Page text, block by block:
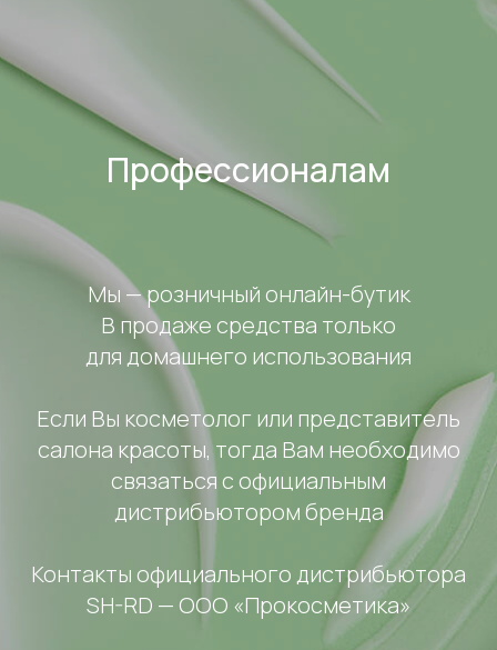
Профессионалам
Мы — розничный онлайн-бутик
В продаже средства только
для домашнего использования
Если Вы косметолог или представитель
салона красоты, тогда Вам необходимо
связаться с официальным
дистрибьютором бренда
Контакты официального дистрибьютора
SH-RD — ООО «Прокосметика»